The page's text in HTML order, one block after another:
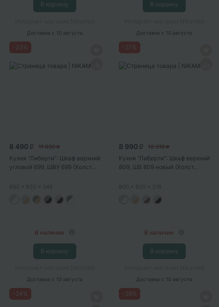
В корзину
Доставка с 10 августа
В корзину
Доставка с 10 августа
23 %
8 490 P 11 036 P
Кухня "Либерти": Шкаф верхний
угловой 699, ШВУ 699 (Холст...
690 x 920 x 345
В наличии
В корзину
Доставка с 10 августа
27%
8 990 P 12 318 P
Кухня "Либерти": Шкаф верхний
809, ШВ 809 новый (Холст...
800 x 920 x 318
В наличии
В корзину
Доставка с 10 августа
24 % 28%